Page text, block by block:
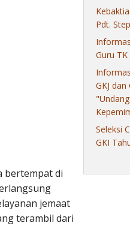
bertempat di
jemaat
terambil dari
Pdt.
Guru
GKJ dan
Seleksi
GKI